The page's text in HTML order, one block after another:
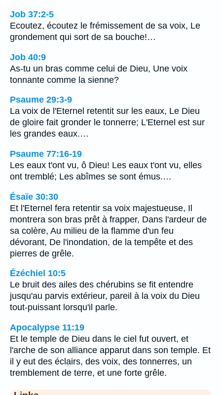
Job 37:2-5
Ecoutez, écoutez le frémissement de sa voix, Le
grondement qui sort de sa bouche!…
Job 40:9
As-tu un bras comme celui de Dieu, Une voix
tonnante comme la sienne?
Psaume 29:3-9
La voix de l'Eternel retentit sur les eaux, Le Dieu
de gloire fait gronder le tonnerre; L'Eternel est sur
les grandes eaux.…
Psaume 77:16-19
Les eaux t'ont vu, ô Dieu! Les eaux t'ont vu, elles
ont tremblé; Les abîmes se sont émus.…
Ésaïe 30:30
Et l'Eternel fera retentir sa voix majestueuse, Il
montrera son bras prêt à frapper, Dans l'ardeur de
sa colère, Au milieu de la flamme d'un feu
dévorant, De l'inondation, de la tempête et des
pierres de grêle.
Ézéchiel 10:5
Le bruit des ailes des chérubins se fit entendre
jusqu'au parvis extérieur, pareil à la voix du Dieu
tout-puissant lorsqu'il parle.
Apocalypse 11:19
Et le temple de Dieu dans le ciel fut ouvert, et
l'arche de son alliance apparut dans son temple. Et
il y eut des éclairs, des voix, des tonnerres, un
tremblement de terre, et une forte grêle.